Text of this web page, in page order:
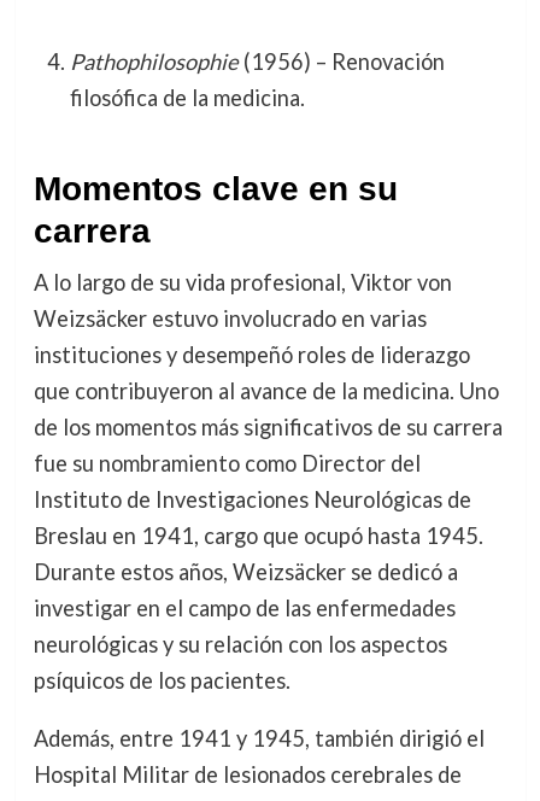
Pathophilosophie(1956) – Renovación
filosófica de la medicina.
Momentos clave en su
carrera
A lo largo de su vida profesional, Viktor von
Weizsäcker estuvo involucrado en varias
instituciones y desempeñó roles de liderazgo
que contribuyeron al avance de la medicina. Uno
de los momentos más significativos de su carrera
fue su nombramiento como Director del
Instituto de Investigaciones Neurológicas de
Breslau en 1941, cargo que ocupó hasta 1945.
Durante estos años, Weizsäcker se dedicó a
investigar en el campo de las enfermedades
neurológicas y su relación con los aspectos
psíquicos de los pacientes.
Además, entre 1941 y 1945, también dirigió el
Hospital Militar de lesionados cerebrales de